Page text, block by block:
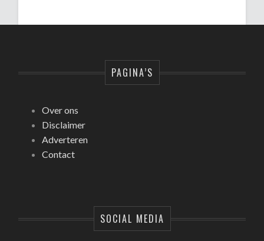
PAGINA’S
Over ons
Disclaimer
Adverteren
Contact
SOCIAL MEDIA